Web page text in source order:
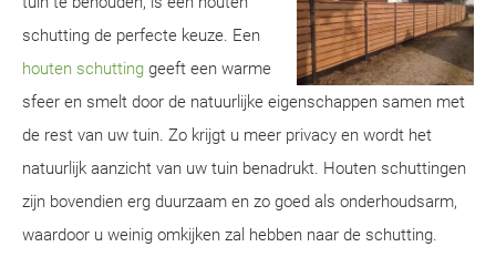
schutting de perfecte keuze. Een
houten schutting geeft een warme
sfeer en smelt door de natuurlijke eigenschappen samen met
de rest van uw tuin. Zo krijgt u meer privacy en wordt het
natuurlijk aanzicht van uw tuin benadrukt. Houten schuttingen
zijn bovendien erg duurzaam en zo goed als onderhoudsarm,
waardoor u weinig omkijken zal hebben naar de schutting.